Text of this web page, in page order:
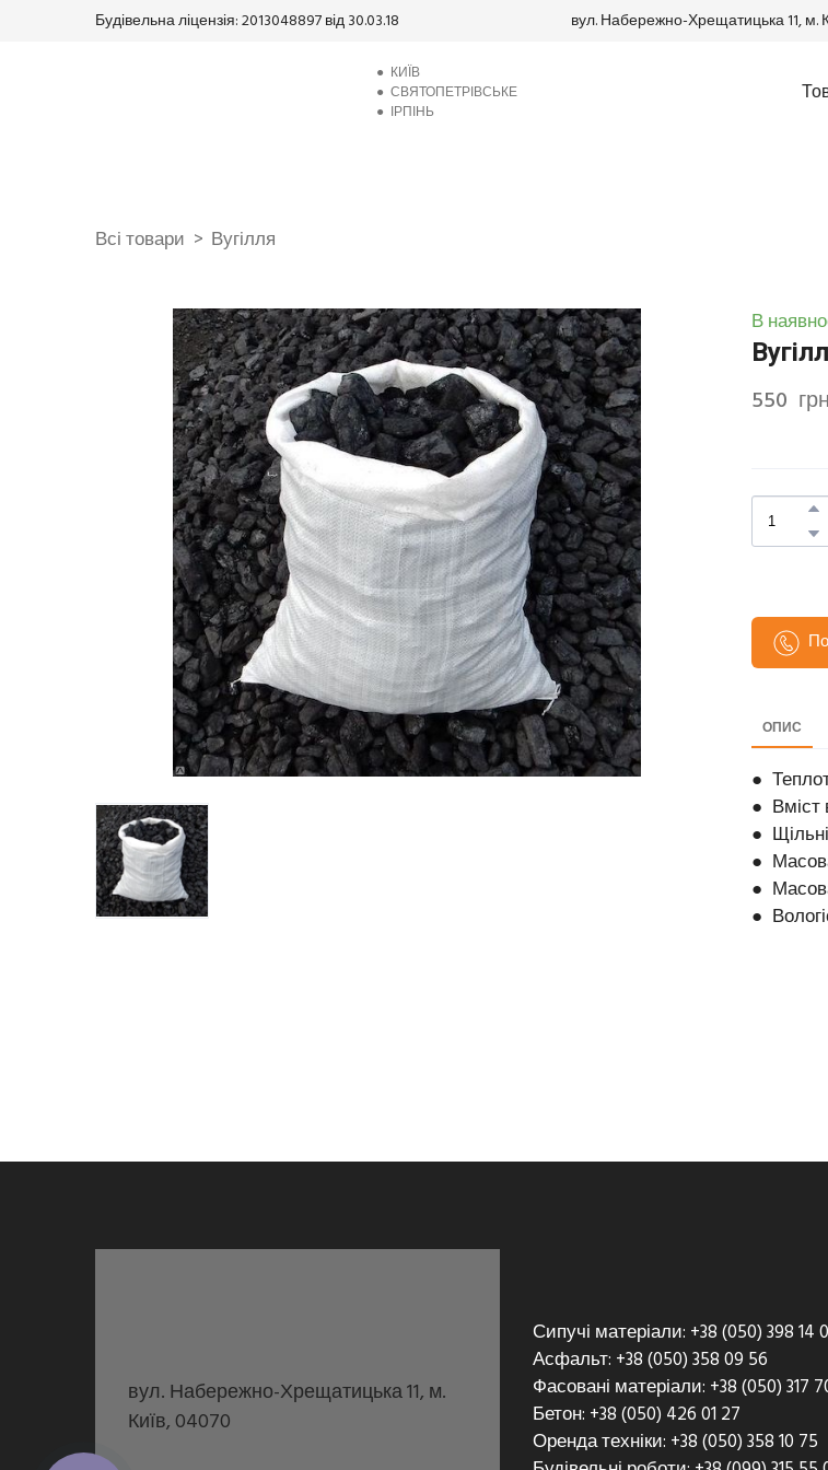
Будівельна ліцензія: 2013048897 від 30.03.18 вул. Набережно-Хрещатицька 11, м.
● КИЇВ
●СВЯТОПЕТРІВСЬКЕ
● ІРПІНЬ
Всі товари Вугілля
В
550
ОПИС
●
● Вміст
●
●
●
●
вул. Набережно-Хрещатицька 11, м.
Київ, 04070
Сипучі матеріали: +38 (050) 398 14
Асфальт: +38 (050) 358 09 56
Фасовані матеріали: +38 (050) 317
Бетон: +38 (050) 426 01 27
Оренда техніки: +38 (050) 358 10 75